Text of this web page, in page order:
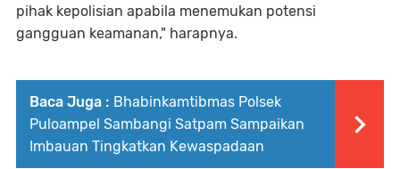
pihak kepolisian apabila menemukan potensi
gangguan keamanan," harapnya.
Baca Juga : Bhabinkamtibmas Polsek
Puloampel Sambangi Satpam Sampaikan
Imbauan Tingkatkan Kewaspadaan